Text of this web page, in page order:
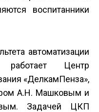
воспитанники
автоматизации
работает Центр
«Делкам­Пенза»,
А.Н. Машковым и
Задачей ЦКП